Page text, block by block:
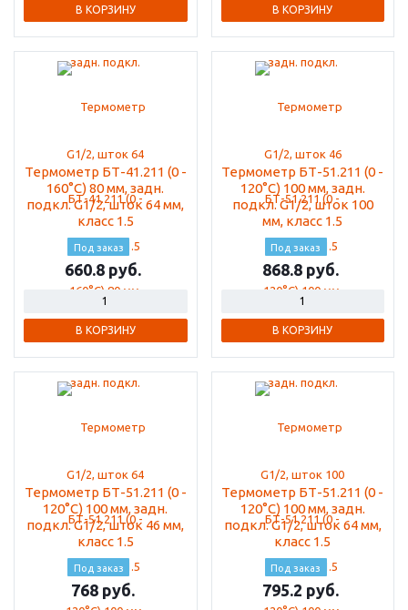
В КОРЗИНУ В КОРЗИНУ
Термометр БТ-41.211 (0 -
160°С) 80 мм, задн.
подкл. G1/2, шток 64 мм,
класс 1.5
Под заказ
660.8
В КОРЗИНУ
Термометр БТ-51.211 (0 -
120°С) 100 мм, задн.
подкл. G1/2, шток 100
мм, класс 1.5
Под заказ
868.8
В КОРЗИНУ
Термометр БТ-51.211 (0 -
120°С) 100 мм, задн.
подкл. G1/2, шток 46 мм,
класс 1.5
Под заказ
768
Термометр БТ-51.211 (0 -
120°С) 100 мм, задн.
подкл. G1/2, шток 64 мм,
класс 1.5
Под заказ
795.2